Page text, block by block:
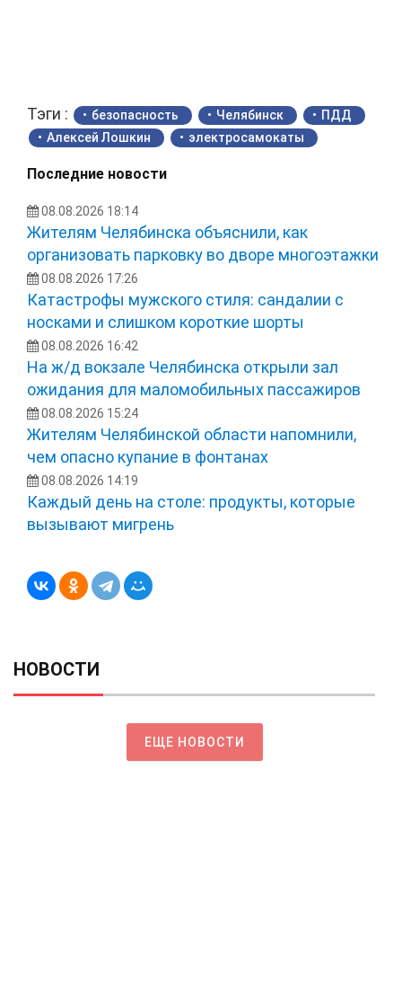
Тэги : безопасность Челябинск
ПДД
Алексей Лошкин
электросамокаты
Последние новости
08.08.2026 18:14
Жителям Челябинска объяснили, как
организовать парковку во дворе многоэтажки
08.08.2026 17:26
Катастрофы мужского стиля: сандалии с
носками и слишком короткие шорты
08.08.2026 16:42
На ж/д вокзале Челябинска открыли зал
ожидания для маломобильных пассажиров
08.08.2026 15:24
Жителям Челябинской области напомнили,
чем опасно купание в фонтанах
08.08.2026 14:19
Каждый день на столе: продукты, которые
вызывают мигрень
НОВОСТИ
ЕЩЕ НОВОСТИ